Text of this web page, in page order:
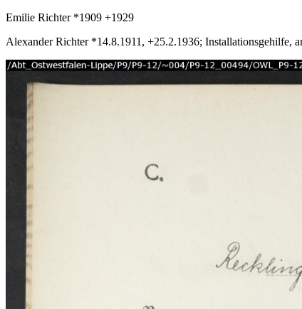
Emilie Richter *1909 +1929
Alexander Richter *14.8.1911, +25.2.1936; Installationsgehilfe,